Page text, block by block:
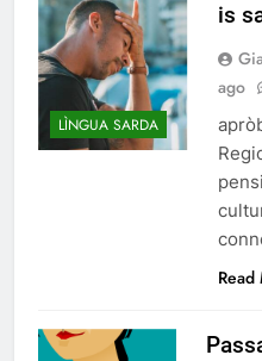
LÌNGUA SARDA
is
ago
Read